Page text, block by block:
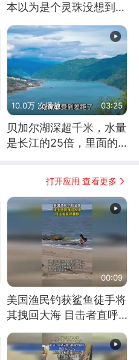
本以为是个灵珠没想到是
10.0万 次播放 03:25
贝加尔湖深超千米，水量
是长江的25倍，里面的
打开应用 查看更多
00:09
美国渔民钓获鲨鱼徒手将
其拽回大海 目击者直呼
震惊 （视频来源：参考
消息）